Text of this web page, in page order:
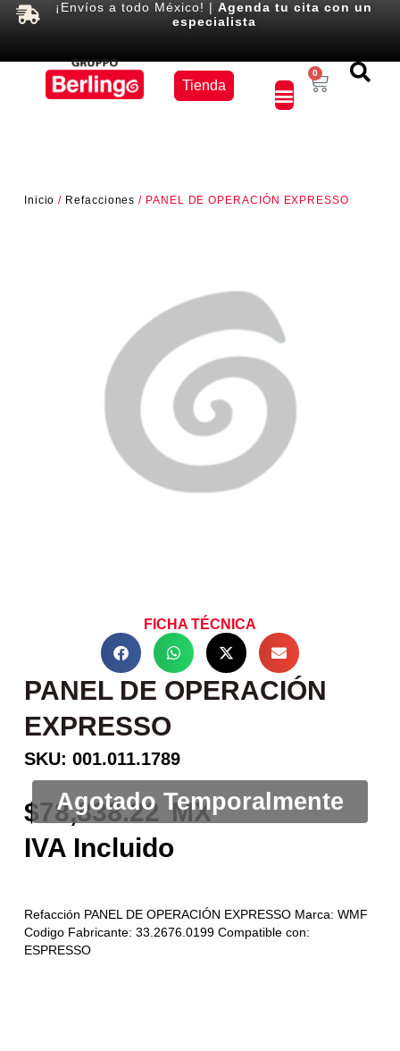
¡Envíos a todo México! |Agenda tu cita con un
especialista
Tienda
0
Inicio / Refacciones / PANEL DE OPERACIÓN EXPRESSO
FICHA TÉCNICA
PANEL DE OPERACIÓN
EXPRESSO
SKU: 001.011.1789
78,838.22
Refacción PANEL DE OPERACIÓN EXPRESSO Marca: WMF
Codigo Fabricante: 33.2676.0199 Compatible con:
ESPRESSO